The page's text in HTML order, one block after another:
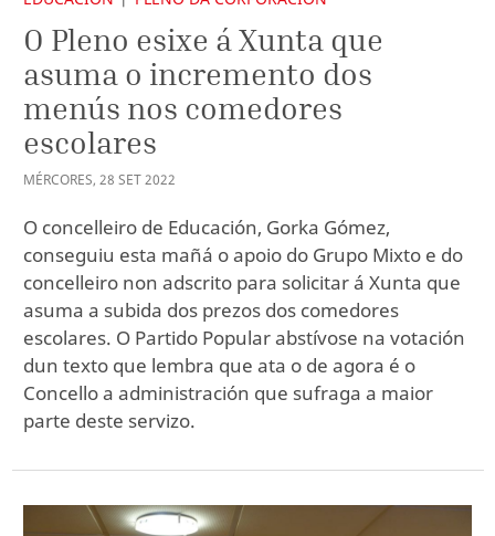
O Pleno esixe á Xunta que
asuma o incremento dos
menús nos comedores
escolares
MÉRCORES, 28 SET2022
O concelleiro de Educación, Gorka Gómez,
conseguiu esta mañá o apoio do Grupo Mixto e do
concelleiro non adscrito para solicitar á Xunta que
asuma a subida dos prezos dos comedores
escolares. O Partido Popular abstívose na votación
dun texto que lembra que ata o de agora é o
Concello a administración que sufraga a maior
parte deste servizo.